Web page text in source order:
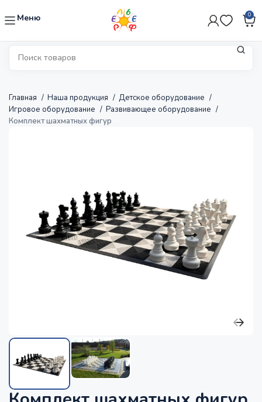
Меню 0
Главная Наша продукция
Детское оборудование
Игровое оборудование
Развивающее оборудование
Комплект шахматных фигур